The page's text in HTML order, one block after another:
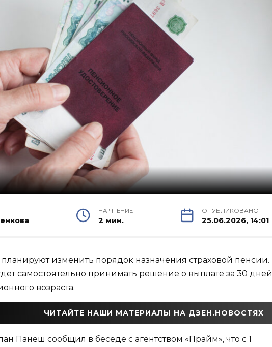
НА ЧТЕНИЕ
2 мин.
ОПУБЛИКОВАНО
25.06.2026, 14:01
изменить порядок назначения страховой пенсии.
самостоятельно принимать решение о выплате за 30 дней
возраста.
ЧИТАЙТЕ НАШИ МАТЕРИАЛЫ НА ДЗЕН.НОВОСТЯХ
Панеш сообщил в беседе с агентством «Прайм», что с 1